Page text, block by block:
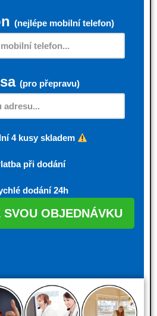
(nejlépe mobilní telefon)
(pro přepravu)
4 kusy skladem
při dodání
dodání 24h
SVOU OBJEDNÁVKU